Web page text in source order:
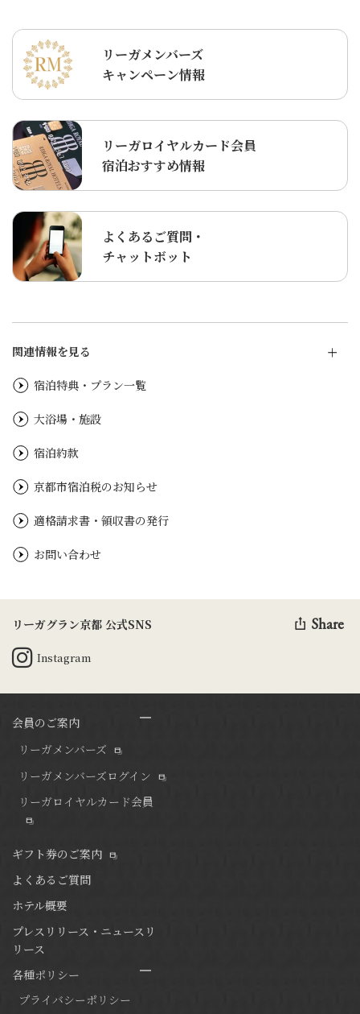
リーガメンバーズ
キャンペーン情報
リーガロイヤルカード会員
宿泊おすすめ情報
よくあるご質問・
チャットボット
関連情報を見る
宿泊特典・プラン一覧
大浴場・施設
宿泊約款
京都市宿泊税のお知らせ
適格請求書・領収書の発行
お問い合わせ
リーガグラン京都 公式SNS
Instagram
Share
会員のご案内
リーガメンバーズ
リーガメンバーズログイン
リーガロイヤルカード会員
ギフト券のご案内
よくあるご質問
ホテル概要
プレスリリース・ニュースリ
リース
各種ポリシー
プライバシーポリシー